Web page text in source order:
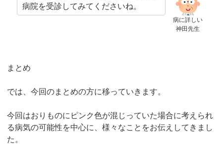
病に詳しい
神田先生
病院を受診してみてくださいね。
まとめ
では、今回のまとめの方に移っていきます。
今回はおりものにピンク色が混じっていた場合に考えられ
る病気の可能性を中心に、様々なことをお伝えしてきまし
た。